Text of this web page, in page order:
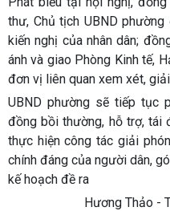
thư, Chủ tịch UBND
kiến nghị của nhân dân;
ánh và giao Phòng Kinh tế,
đơn vị liên quan xem xét,
UBND phường sẽ tiếp tục
đồng bồi thường, hỗ trợ, tái
thực hiện công tác giải
chính đáng của người dân,
kế hoạch đề ra
Hương Thảo -